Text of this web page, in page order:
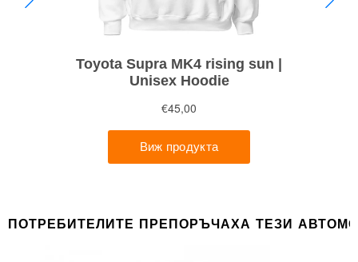
ПОТРЕБИТЕЛИТЕ ПРЕПОРЪЧАХА ТЕЗИ